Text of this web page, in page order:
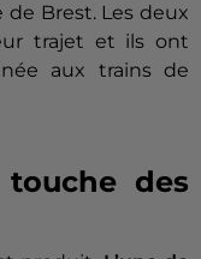
Brest. Les deux
trajet et ils ont
aux trains de
des